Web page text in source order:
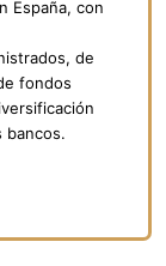
España, con
de
fondos
bancos.